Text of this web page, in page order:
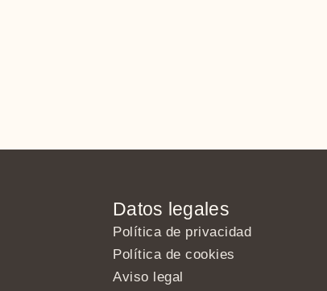
Datos legales
Política de privacidad
Política de cookies
Aviso legal